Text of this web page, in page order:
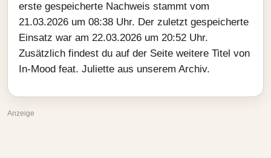
erste gespeicherte Nachweis stammt vom
21.03.2026 um 08:38 Uhr. Der zuletzt gespeicherte
Einsatz war am 22.03.2026 um 20:52 Uhr.
Zusätzlich findest du auf der Seite weitere Titel von
In-Mood feat. Juliette aus unserem Archiv.
Anzeige